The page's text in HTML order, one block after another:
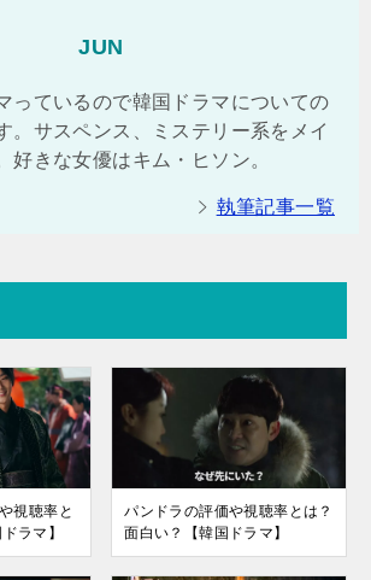
JUN
っているので韓国ドラマについての
。サスペンス、ミステリー系をメイ
好きな女優はキム・ヒソン。
執筆記事一覧
視聴率と
ラマ】
パンドラの評価や視聴率とは？
面白い？【韓国ドラマ】